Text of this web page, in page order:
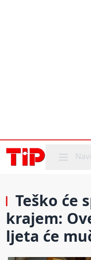
Mobile
Teško će
krajem:
ljeta će